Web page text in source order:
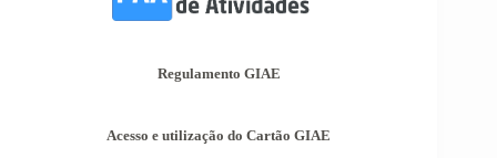
Informações-Prova Provas de
das Provas de Equivalência à Frequência (PEF),
Regulamento GIAE
Acesso e utilização do Cartão GIAE